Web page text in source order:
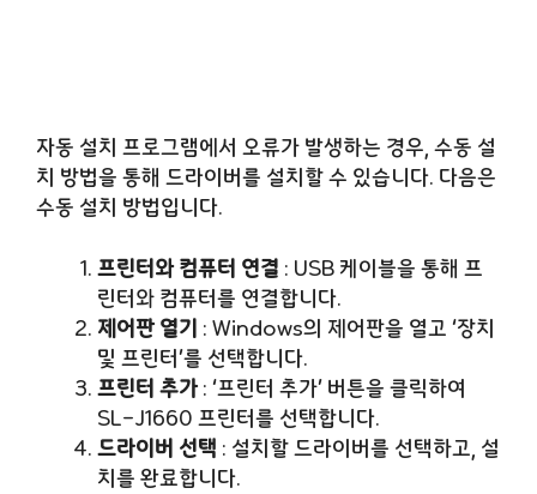
자동 설치 프로그램에서 오류가 발생하는 경우, 수동 설
치 방법을 통해 드라이버를 설치할 수 있습니다. 다음은
수동 설치 방법입니다.
프린터와 컴퓨터 연결 : USB 케이블을 통해 프
린터와 컴퓨터를 연결합니다.
제어판 열기 : Windows의 제어판을 열고 ‘장치
및 프린터’를 선택합니다.
프린터 추가 : ‘프린터 추가’ 버튼을 클릭하여
SL-J1660 프린터를 선택합니다.
드라이버 선택 : 설치할 드라이버를 선택하고, 설
치를 완료합니다.